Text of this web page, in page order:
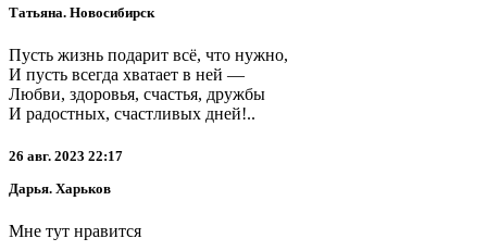
Татьяна. Новосибирск
Пусть жизнь подарит всё, что нужно,
И пусть всегда хватает в ней —
Любви, здоровья, счастья, дружбы
И радостных, счастливых дней!..
26 авг. 2023 22:17
Дарья. Харьков
Мне тут нравится